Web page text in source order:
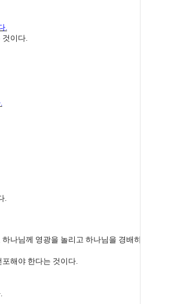
.
것이다.
.
.
나님께 영광을 놀리고 하나님을 경배하
해야 한다는 것이다.
.